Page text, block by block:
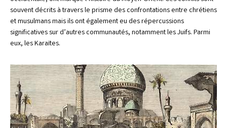
souvent décrits à travers le prisme des confrontations entre chrétiens
et musulmans mais ils ont également eu des répercussions
significatives sur d’autres communautés, notamment les Juifs. Parmi
eux, les Karaïtes.